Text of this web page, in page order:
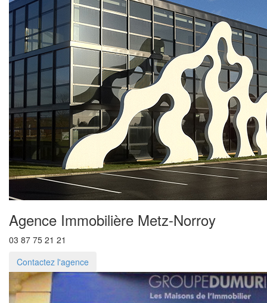
Agence Immobilière Metz-Norroy
03 87 75 21 21
Contactez l'agence